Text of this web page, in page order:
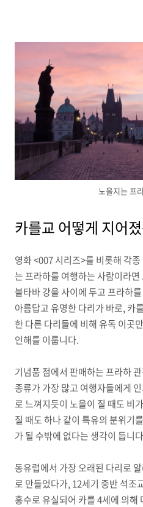
노을지는 프
카를교 어떻게 지어
영화 <007 시리즈>를 비롯해 각
는 프라하를 여행하는 사람이라
블타바 강을 사이에 두고 프라하
아름답고 유명한 다리가 바로, 카
한 다른 다리들에 비해 유독 이곳
인해를 이룹니다.
기념품 점에서 판매하는 프라하
종류가 가장 많고 여행자들에게
로 느껴지듯이 노을이 질 때도 비
질 때도 하나 같이 특유의 분위기
가 될 수밖에 없다는 생각이 듭니
동유럽에서 가장 오래된 다리로
로 만들었다가, 12세기 중반 석조
홍수로 유실되어 카를 4세에 의